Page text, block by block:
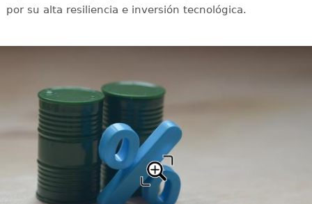
por su alta resiliencia e inversión tecnológica.